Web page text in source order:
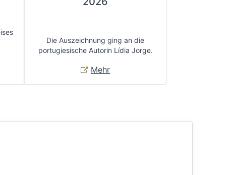
Die Auszeichnung ging an die
portugiesische Autorin Lídia Jorge.
Mehr